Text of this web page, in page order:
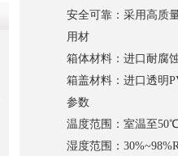
安全可靠：采用高质量
用材
箱体材料：进口耐腐蚀
箱盖材料：进口透明
参数
温度范围：室温至50℃
湿度范围：